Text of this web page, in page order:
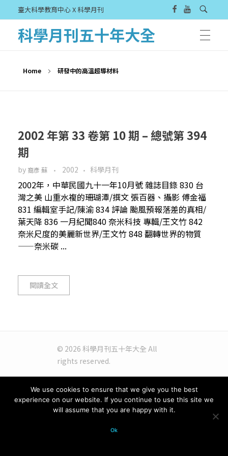
臺大科學教育中心 X 科學月刊
科學月刊五十年大全
Home 研發中的高溫超導材料
2002 年第 33 卷第 10 期 – 總號第 394
期
by 裔彥 蘇 2002 科學月刊
2002年，中華民國九十一年10月號 雜誌目錄 830 台
灣之美 山重水複的珊瑚潭/撰文 張百器、攝影 傅金福
831 編輯室手記/陳渝 834 評論 颱風預報落差的真相/
葉天降 836 一月紀聞840 奈米科技 專輯/王文竹 842
奈米尺度的美麗新世界/王文竹 848 翻轉世界的物質
——奈米碳 ...
閱讀全文
© 2026 科學月刊五十年大全 All
rights reserved.
We use cookies to ensure that we give you the best
experience on our website. If you continue to use this site we
will assume that you are happy with it.
Ok